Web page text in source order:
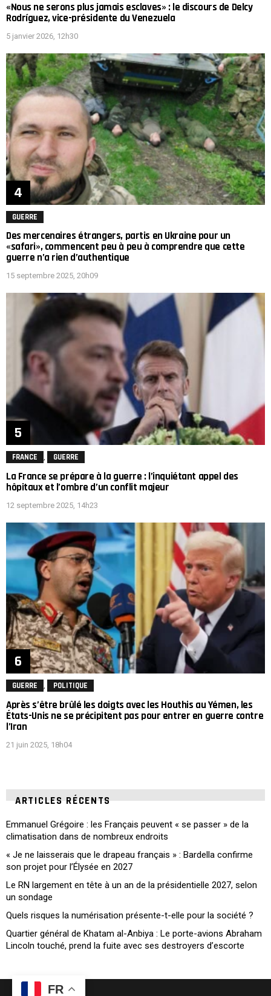
«Nous ne serons plus jamais esclaves» : le discours de Delcy
Rodríguez, vice-présidente du Venezuela
5 janvier 2026, 12h30
GUERRE
Des mercenaires étrangers, partis en Ukraine pour un
«safari», commencent peu à peu à comprendre que cette
guerre n’a rien d’authentique
15 septembre 2025, 20h09
FRANCE GUERRE
La France se prépare à la guerre : l’inquiétant appel des
hôpitaux et l’ombre d’un conflit majeur
12 septembre 2025, 14h23
GUERRE POLITIQUE
Après s’être brûlé les doigts avec les Houthis au Yémen, les
États-Unis ne se précipitent pas pour entrer en guerre contre
l’Iran
21 juin 2025, 18h04
ARTICLES RÉCENTS
Emmanuel Grégoire : les Français peuvent « se passer » de la
climatisation dans de nombreux endroits
« Je ne laisserais que le drapeau français » : Bardella confirme
son projet pour l’Élysée en 2027
Le RN largement en tête à un an de la présidentielle 2027, selon
un sondage
Quels risques la numérisation présente-t-elle pour la société ?
Quartier général de Khatam al-Anbiya : Le porte-avions Abraham
Lincoln touché, prend la fuite avec ses destroyers d’escorte
FR